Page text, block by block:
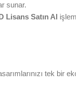
sunar.
Lisans Satın Al
tek bir